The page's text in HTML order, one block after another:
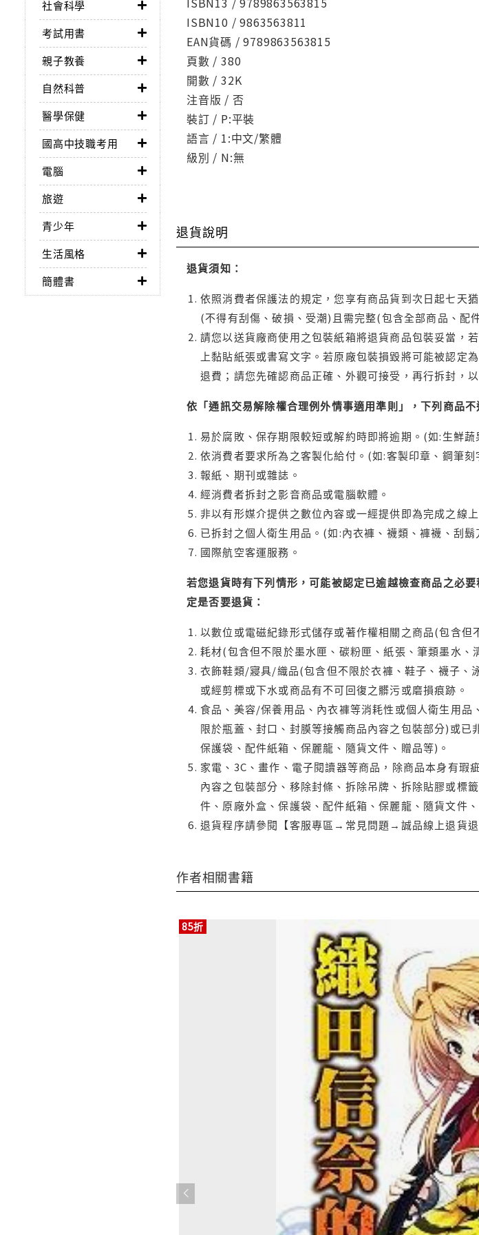
社會科學
考試用書
親子教養
自然科普
醫學保健
國高中技職考用
電腦
旅遊
青少年
生活風格
簡體書
ISBN10 / 9863563811
EAN貨碼 / 9789863563815
頁數 / 380
開數 / 32K
注音版 / 否
裝訂 / P:平裝
語言 / 1:中文/繁體
級別 / N:無
退貨說明
退貨須知：
依照消費者保護法的規定，您享有商品貨到次日起七天
(不得有刮傷、破損、受潮)且需完整(包含全部商品、配
請您以送貨廠商使用之包裝紙箱將退貨商品包裝妥當，
上黏貼紙張或書寫文字。若原廠包裝損毀將可能被認
退費；請您先確認商品正確、外觀可接受，再行拆封，
依「通訊交易解除權合理例外情事適用準則」，下列商品
易於腐敗、保存期限較短或解約時即將逾期。(如:生鮮
依消費者要求所為之客製化給付。(如:客製印章、鋼筆刻
報紙、期刊或雜誌。
經消費者拆封之影音商品或電腦軟體。
非以有形媒介提供之數位內容或一經提供即為完成之線
已拆封之個人衛生用品。(如:內衣褲、襪類、褲襪、刮
國際航空客運服務。
若您退貨時有下列情形，可能被認定已逾越檢查商品之必
定是否要退貨：
以數位或電磁紀錄形式儲存或著作權相關之商品(包含
耗材(包含但不限於墨水匣、碳粉匣、紙張、筆類墨水
衣飾鞋類/寢具/織品(包含但不限於衣褲、鞋子、襪子、
或經剪標或下水或商品有不可回復之髒污或磨損痕跡。
食品、美容/保養用品、內衣褲等消耗性或個人衛生用
限於瓶蓋、封口、封膜等接觸商品內容之包裝部分)或
保護袋、配件紙箱、保麗龍、隨貨文件、贈品等)。
家電、3C、畫作、電子閱讀器等商品，除商品本身有
內容之包裝部分、移除封條、拆除吊牌、拆除貼膠或標
件、原廠外盒、保護袋、配件紙箱、保麗龍、隨貨文件
退貨程序請參閱【客服專區→常見問題→誠品線上退貨退
作者相關書籍
85折